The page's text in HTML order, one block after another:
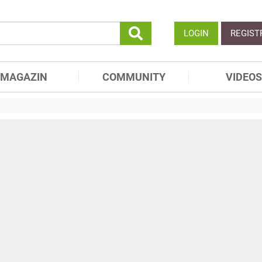
LOGIN
MAGAZIN COMMUNITY VIDEOS